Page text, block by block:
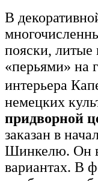
В
пояски,
«перьями» на
интерьера
немецких
придворной
заказан в
Шинкелю. Он
вариантах. В